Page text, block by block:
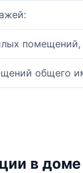
помещений,
общего
в доме